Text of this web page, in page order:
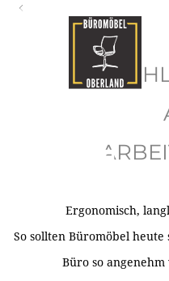
Ergonomisch,
So sollten Büromöbel
Büro so